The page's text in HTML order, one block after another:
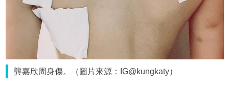
龔嘉欣周身傷。（圖片來源：IG@kungkaty）